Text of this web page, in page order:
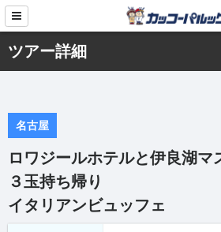
ツアー詳細
名古屋
ロワジールホテルと伊良湖マ
３玉持ち帰り
イタリアンビュッフェ